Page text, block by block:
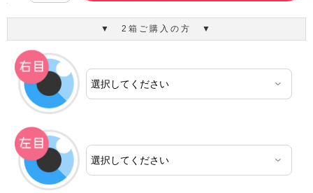
▼ 2箱ご購入の方 ▼